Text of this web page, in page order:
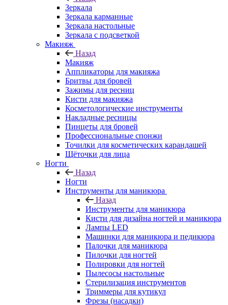
Зеркала
Зеркала карманные
Зеркала настольные
Зеркала с подсветкой
Макияж
Назад
Макияж
Аппликаторы для макияжа
Бритвы для бровей
Зажимы для ресниц
Кисти для макияжа
Косметологические инструменты
Накладные ресницы
Пинцеты для бровей
Профессиональные спонжи
Точилки для косметических карандашей
Щёточки для лица
Ногти
Назад
Ногти
Инструменты для маникюра
Назад
Инструменты для маникюра
Кисти для дизайна ногтей и маникюра
Лампы LED
Машинки для маникюра и педикюра
Палочки для маникюра
Пилочки для ногтей
Полировки для ногтей
Пылесосы настольные
Стерилизация инструментов
Триммеры для кутикул
Фрезы (насадки)